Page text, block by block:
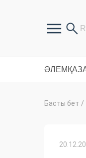
ӘЛЕМ
Басты бет /